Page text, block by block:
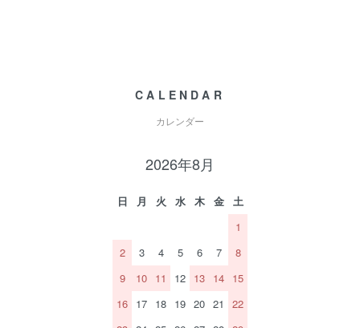
CALENDAR
カレンダー
2026年8月
日 月 火 水 木 金
土
1
2
3 4 5 6 7
8
9
10 11 12 13 14 15
16 17 18 19 20 21
22